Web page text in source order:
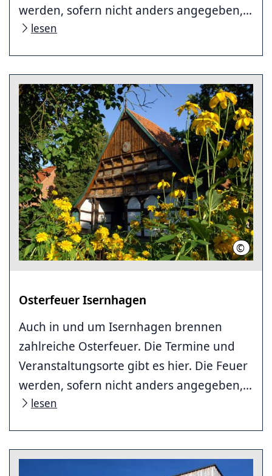
werden, sofern nicht anders angegeben,...
lesen
©
Osterfeuer Isernhagen
Auch in und um Isernhagen brennen
zahlreiche Osterfeuer. Die Termine und
Veranstaltungsorte gibt es hier. Die Feuer
werden, sofern nicht anders angegeben,...
lesen